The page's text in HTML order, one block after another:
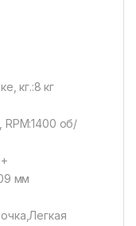
кг.:8 кг
об/
мм